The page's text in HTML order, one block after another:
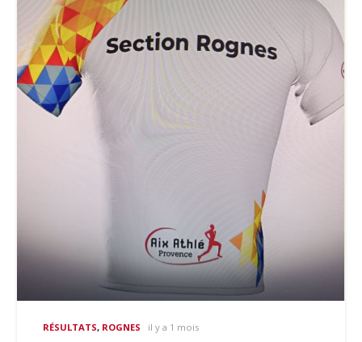
RÉSULTATS, ROGNES il y a 1 mois